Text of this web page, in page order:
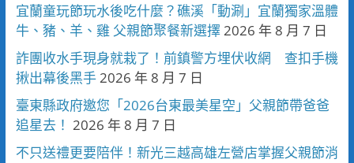
宜蘭童玩節玩水後吃什麼？礁溪「動涮」宜蘭獨家溫體
牛、豬、羊、雞 父親節聚餐新選擇2026 年 8 月 7 日
詐團收水手現身就栽了！前鎮警方埋伏收網 查扣手機
揪出幕後黑手2026 年 8 月 7 日
臺東縣政府邀您「2026台東最美星空」父親節帶爸爸
追星去！ 2026 年 8 月 7 日
不只送禮更要陪伴！新光三越高雄左營店掌握父親節消